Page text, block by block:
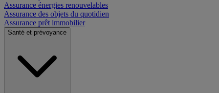
Assurance énergies renouvelables
Assurance des objets du quotidien
Assurance prêt immobilier
Santé et prévoyance